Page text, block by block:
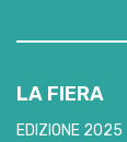
LA FIERA
EDIZIONE 2025